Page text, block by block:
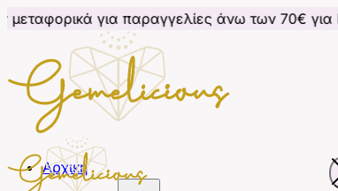
για παραγγελίες άνω των 70€ για Κύπρο
Αρχική